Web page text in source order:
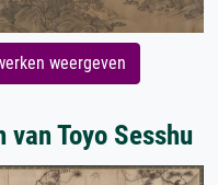
weergeven
Toyo Sesshu